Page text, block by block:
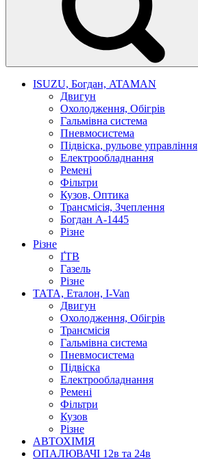
ISUZU, Богдан, ATAMAN
Двигун
Охолодження, Обігрів
Гальмівна система
Пневмосистема
Підвіска, рульове управління
Електрообладнання
Ремені
Фільтри
Кузов, Оптика
Трансмісія, Зчеплення
Богдан А-1445
Різне
Різне
ҐТВ
Газель
Різне
ТАТА, Еталон, I-Van
Двигун
Охолодження, Обігрів
Трансмісія
Гальмівна система
Пневмосистема
Підвіска
Електрообладнання
Ремені
Фільтри
Кузов
Різне
АВТОХІМІЯ
ОПАЛЮВАЧІ 12в та 24в